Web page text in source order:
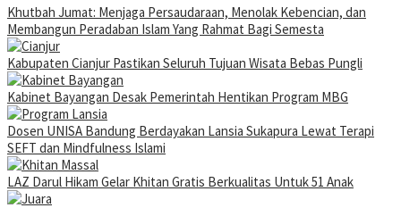
Khutbah Jumat: Menjaga Persaudaraan, Menolak Kebencian, dan
Membangun Peradaban Islam Yang Rahmat Bagi Semesta
Kabupaten Cianjur Pastikan Seluruh Tujuan Wisata Bebas Pungli
Kabinet Bayangan Desak Pemerintah Hentikan Program MBG
Dosen UNISA Bandung Berdayakan Lansia Sukapura Lewat Terapi
SEFT dan Mindfulness Islami
LAZ Darul Hikam Gelar Khitan Gratis Berkualitas Untuk 51 Anak